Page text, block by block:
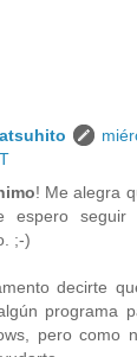
! Me alegra
espero
;-)
decirte
programa
pero como